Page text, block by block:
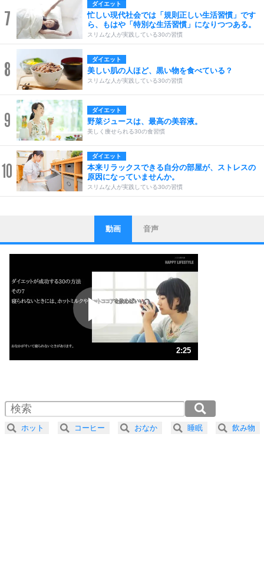
7
ダイエット
忙しい現代社会では「規則正しい生活習慣」です
ら、もはや「特別な生活習慣」になりつつある。
スリムな人が実践している30の習慣
8 ダイエット
美しい肌の人ほど、黒い物を食べている？
スリムな人が実践している30の習慣
9 ダイエット
野菜ジュースは、最高の美容液。
美しく痩せられる30の食習慣
10
ダイエット
本来リラックスできる自分の部屋が、ストレスの
原因になっていませんか。
スリムな人が実践している30の習慣
1
ストレス対策
他人と比べない。
いっそのこと、他人を見ない。
いらいらしない人になる30の方法
ポジティブになれない原因は、行動しないから。
ポジティブ思考になる30の方法
人生、なんとかなるもの。
気楽に生きる30の方法
4 器の大きい人は、怒りを優しさで表現する。
動画 音声
2:25
2.0倍速 （285KB 1分12秒）
2.5倍速 （228KB 58秒）
3.0倍速 （190KB 48秒）
ホット コーヒー おなか 睡眠 飲み物